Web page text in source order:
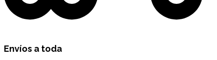
Envíos a toda